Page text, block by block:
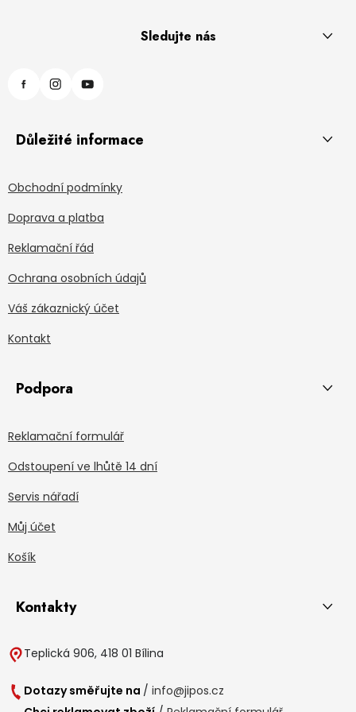
Sledujte nás
Důležité informace
Obchodní podmínky
Doprava a platba
Reklamační řád
Ochrana osobních údajů
Váš zákaznický účet
Kontakt
Podpora
Reklamační formulář
Odstoupení ve lhůtě 14 dní
Servis nářadí
Můj účet
Košík
Kontakty
Teplická 906, 418 01 Bílina
Dotazy směřujte na / info@jipos.cz